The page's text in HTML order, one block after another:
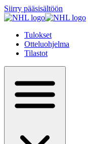
Siirry pääsisältöön
Tulokset
Otteluohjelma
Tilastot